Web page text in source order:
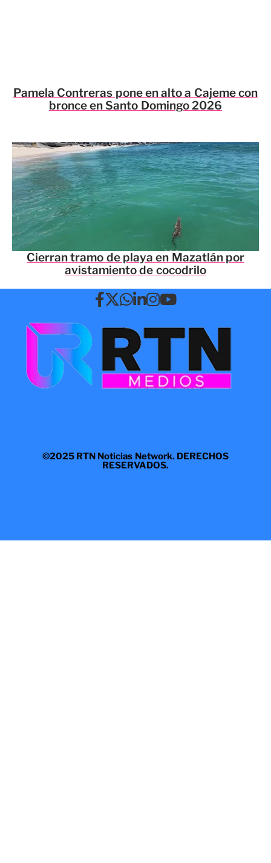
Pamela Contreras pone en alto a Cajeme con
bronce en Santo Domingo 2026
Cierran tramo de playa en Mazatlán por
avistamiento de cocodrilo
©2025 RTN Noticias Network. DERECHOS
RESERVADOS.